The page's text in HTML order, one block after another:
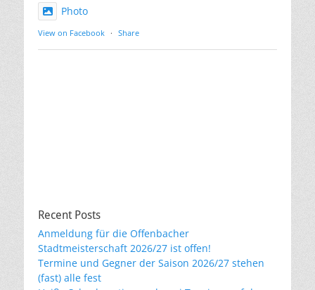
Photo
View on Facebook · Share
Recent Posts
Anmeldung für die Offenbacher
Stadtmeisterschaft 2026/27 ist offen!
Termine und Gegner der Saison 2026/27 stehen
(fast) alle fest